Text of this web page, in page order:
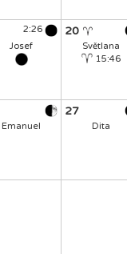
2:26
Josef
20
Světlana
15:46
Emanuel
27
Dita